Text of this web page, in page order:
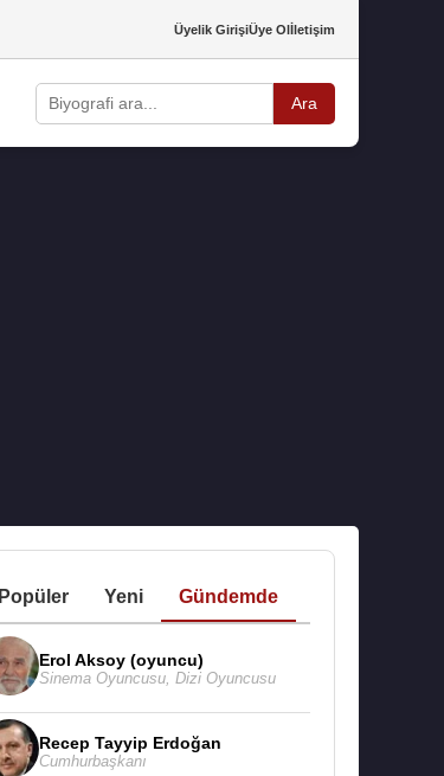
Üyelik GirişiÜye Olİletişim
Ara
Popüler Yeni Gündemde
Erol Aksoy (oyuncu)
Sinema Oyuncusu Dizi Oyuncusu
Recep Tayyip Erdoğan
Cumhurbaşkanı